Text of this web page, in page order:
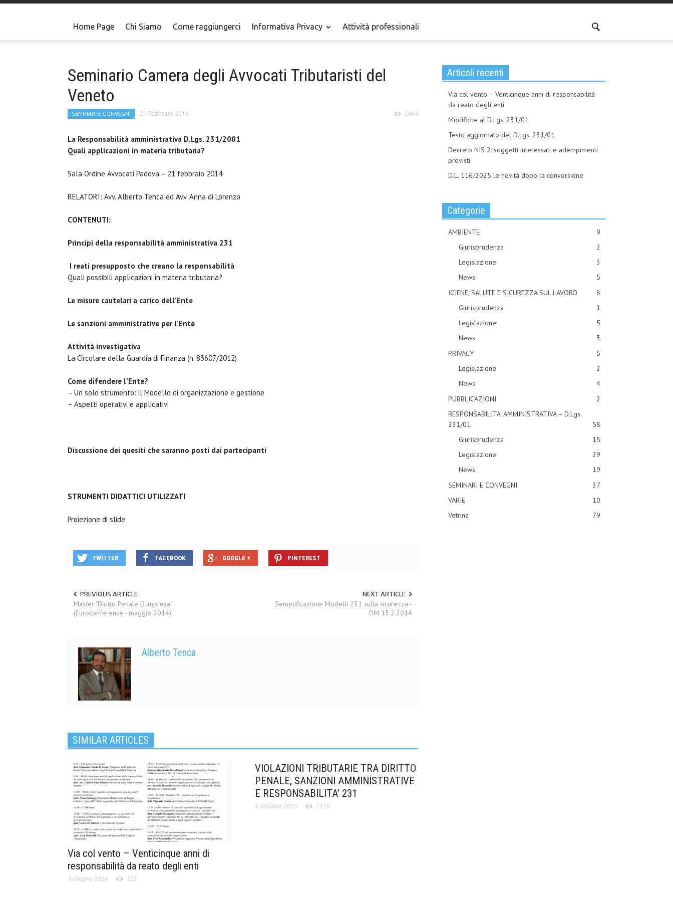
Home Page Chi Siamo Come raggiungerci Informativa Privacy Attività professionali
Seminario Camera degli Avvocati Tributaristi del
Veneto
SEMINARI E CONVEGNI 21 Febbraio 2014 2464
La Responsabilità amministrativa D.Lgs. 231/2001
Quali applicazioni in materia tributaria?
Sala Ordine Avvocati Padova – 21 febbraio 2014
RELATORI: Avv. Alberto Tenca ed Avv. Anna di Lorenzo
CONTENUTI:
Principi della responsabilità amministrativa 231
I reati presupposto che creano la responsabilità
Quali possibili applicazioni in materia tributaria?
Le misure cautelari a carico dell’Ente
Le sanzioni amministrative per l’Ente
Attività investigativa
La Circolare della Guardia di Finanza (n. 83607/2012)
Come difendere l’Ente?
– Un solo strumento: il Modello di organizzazione e gestione
– Aspetti operativi e applicativi
Discussione dei quesiti che saranno posti dai partecipanti
STRUMENTI DIDATTICI UTILIZZATI
Proiezione di slide
TWITTER FACEBOOK GOOGLE + PINTEREST
PREVIOUS ARTICLE
Master "Diritto Penale D'Impresa"
(Euroconference - maggio 2014)
NEXT ARTICLE
Semplificazione Modelli 231 sulla sicurezza -
DM 13.2.2014
Alberto Tenca
SIMILAR ARTICLES
Via col vento – Venticinque anni di
responsabilità da reato degli enti
3 Giugno 2026 325
VIOLAZIONI TRIBUTARIE TRA DIRITTO
PENALE, SANZIONI AMMINISTRATIVE
E RESPONSABILITA’ 231
6 Ottobre 2023 2210
Articoli recenti
Via col vento – Venticinque anni di responsabilità
da reato degli enti
Modifiche al D.Lgs. 231/01
Testo aggiornato del D.Lgs. 231/01
Decreto NIS 2: soggetti interessati e adempimenti
previsti
D.L. 116/2025 le novità dopo la conversione
Categorie
AMBIENTE
9
Giurisprudenza
2
Legislazione
3
News
5
IGIENE, SALUTE E SICUREZZA SUL LAVORO
8
Giurisprudenza
1
Legislazione
5
News
3
PRIVACY
5
Legislazione
2
News
4
PUBBLICAZIONI
2
RESPONSABILITA' AMMINISTRATIVA – D.Lgs.
231/01
58
Giurisprudenza
15
Legislazione
29
News
19
SEMINARI E CONVEGNI
37
VARIE
10
Vetrina
79